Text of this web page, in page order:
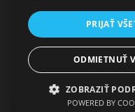
Prepnúť
Copyright 2019 - 2026
PRIJAŤ
ODMIETNUŤ
ZOBRAZIŤ
POWERED BY